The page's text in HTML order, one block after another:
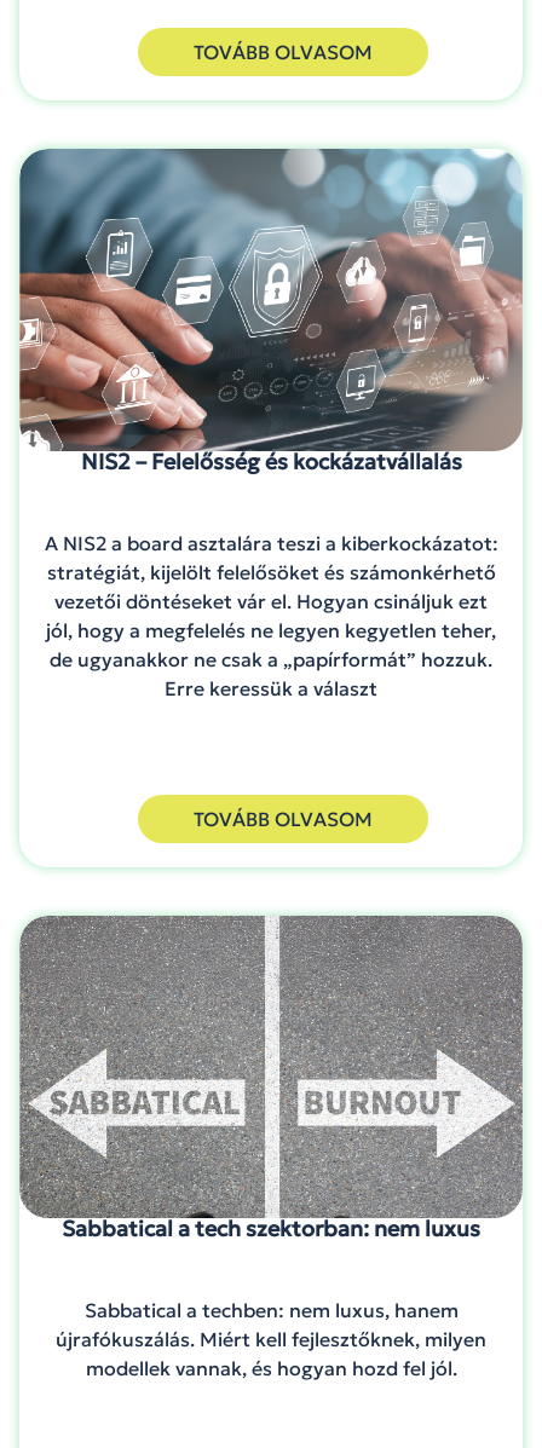
TOVÁBB OLVASOM
NIS2 – Felelősség és kockázatvállalás
A NIS2 a board asztalára teszi a kiberkockázatot:
stratégiát, kijelölt felelősöket és számonkérhető
vezetői döntéseket vár el. Hogyan csináljuk ezt
jól, hogy a megfelelés ne legyen kegyetlen teher,
de ugyanakkor ne csak a „papírformát” hozzuk.
Erre keressük a választ
TOVÁBB OLVASOM
Sabbatical a tech szektorban: nem luxus
Sabbatical a techben: nem luxus, hanem
újrafókuszálás. Miért kell fejlesztőknek, milyen
modellek vannak, és hogyan hozd fel jól.